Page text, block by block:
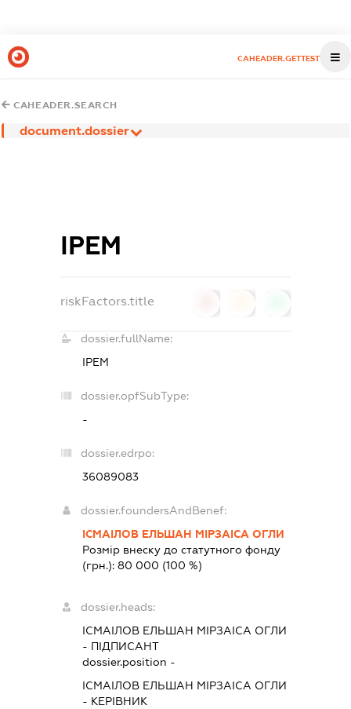
CAHEADER.GETTEST
CAHEADER.SEARCH
document.dossier
ІРЕМ
riskFactors.title
dossier.fullName:
ІРЕМ
dossier.opfSubType:
-
dossier.edrpo:
36089083
dossier.foundersAndBenef:
ІСМАІЛОВ ЕЛЬШАН МІРЗАІСА ОГЛИ
Розмір внеску до статутного фонду
(грн.):80 000 (100 %)
dossier.heads:
ІСМАІЛОВ ЕЛЬШАН МІРЗАІСА ОГЛИ
- ПІДПИСАНТ
dossier.position -
ІСМАІЛОВ ЕЛЬШАН МІРЗАІСА ОГЛИ
- КЕРІВНИК